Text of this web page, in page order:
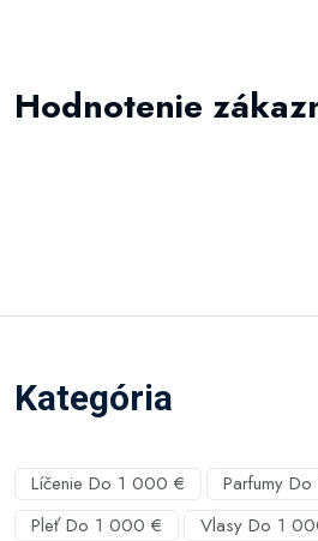
Hodnotenie
Kategória
Líčenie Do 1 000 €
Parfumy
Pleť Do 1 000 €
Vlasy Do 1